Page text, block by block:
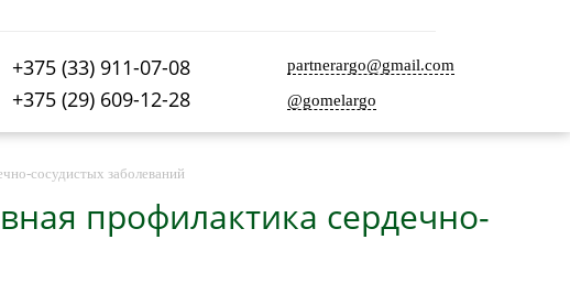
partnerargo@gmail.com
@gomelargo
+375 (33) 911-07-08
+375 (29) 609-12-28
сосудистых заболеваний
профилактика сердечно-